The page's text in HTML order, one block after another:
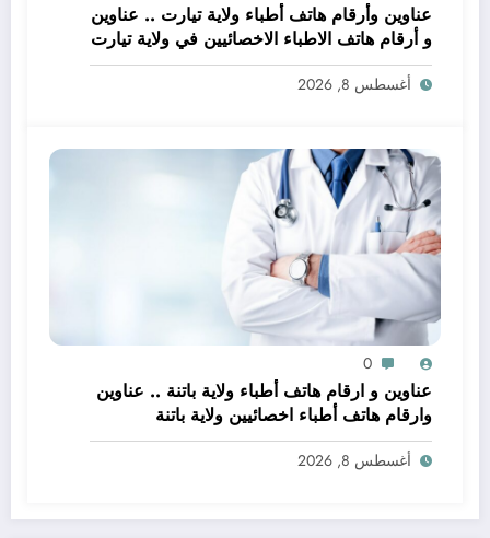
عناوين وأرقام هاتف أطباء ولاية تيارت .. عناوين
و أرقام هاتف الاطباء الاخصائيين في ولاية تيارت
أغسطس 8, 2026
0
عناوين و ارقام هاتف أطباء ولاية باتنة .. عناوين
وارقام هاتف أطباء اخصائيين ولاية باتنة
أغسطس 8, 2026